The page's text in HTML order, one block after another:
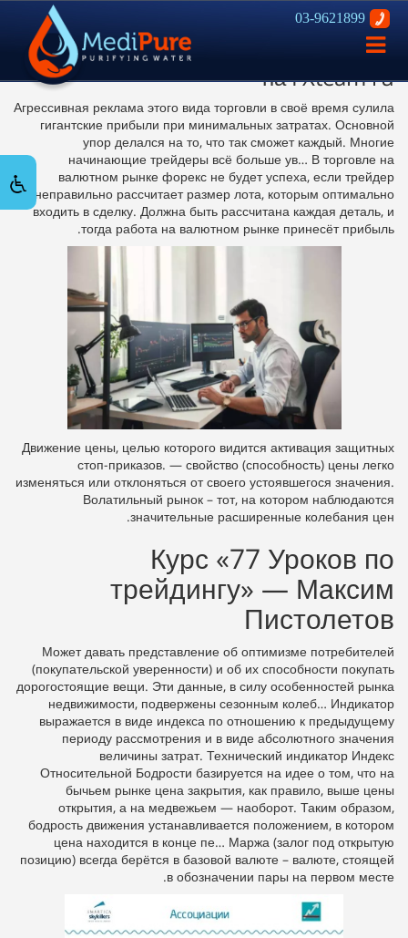
03-9621899
פתח
ניווט
Основные и типичные ошибки
начинающих трейдеров при торговле
на FXteam ru
Агрессивная реклама этого вида торговли в своё время сулила
гигантские прибыли при минимальных затратах. Основной
упор делался на то, что так сможет каждый. Многие
начинающие трейдеры всё больше ув… ​​В торговле на
валютном рынке форекс не будет успеха, если трейдер
неправильно рассчитает размер лота, которым оптимально
входить в сделку. Должна быть рассчитана каждая деталь, и
тогда работа на валютном рынке принесёт прибыль.
Движение цены, целью которого видится активация защитных
стоп-приказов. — свойство (способность) цены легко
изменяться или отклоняться от своего устоявшегося значения.
Волатильный рынок – тот, на котором наблюдаются
значительные расширенные колебания цен.
Курс «77 Уроков по
трейдингу» — Максим
Пистолетов
Может давать представление об оптимизме потребителей
(покупательской уверенности) и об их способности покупать
дорогостоящие вещи. Эти данные, в силу особенностей рынка
недвижимости, подвержены сезонным колеб… Индикатор
выражается в виде индекса по отношению к предыдущему
периоду рассмотрения и в виде абсолютного значения
величины затрат. Технический индикатор Индекс
Относительной Бодрости базируется на идее о том, что на
бычьем рынке цена закрытия, как правило, выше цены
открытия, а на медвежьем — наоборот. Таким образом,
бодрость движения устанавливается положением, в котором
цена находится в конце пе… Маржа (залог под открытую
позицию) всегда берётся в базовой валюте – валюте, стоящей
в обозначении пары на первом месте.